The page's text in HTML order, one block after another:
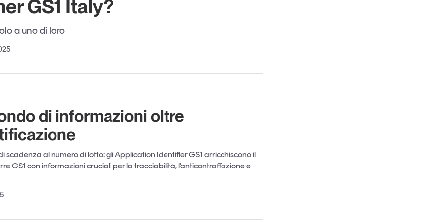
Eventi e formazione
e
GS1 Italy?
a uno di loro
di informazioni oltre
scadenza al numero di lotto: gli Application Identifier GS1 arricchiscono il
GS1 con informazioni cruciali per la tracciabilità, l'anticontraffazione e